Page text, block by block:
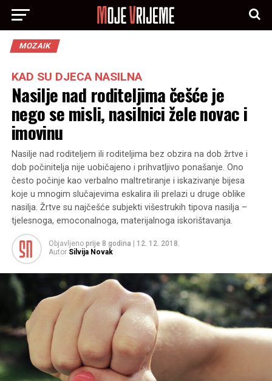
MOZAIK
KAD SU DJECA NASILNA
Nasilje nad roditeljima češće je
nego se misli, nasilnici žele novac i
imovinu
Nasilje nad roditeljem ili roditeljima bez obzira na dob žrtve i
dob počinitelja nije uobičajeno i prihvatljivo ponašanje. Ono
često počinje kao verbalno maltretiranje i iskazivanje bijesa
koje u mnogim slučajevima eskalira ili prelazi u druge oblike
nasilja. Žrtve su najčešće subjekti višestrukih tipova nasilja –
tjelesnoga, emoconalnoga, materijalnoga iskorištavanja.
Objavljeno prije 8 godina
12. 12. 2018.
Autor Silvija Novak